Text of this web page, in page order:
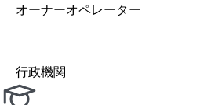
オーナーオペレーター
行政機関